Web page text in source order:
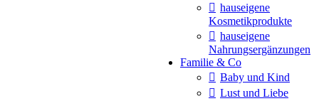
hauseigene
Kosmetikprodukte
hauseigene
Nahrungsergänzungen
Familie & Co
Baby und Kind
Lust und Liebe